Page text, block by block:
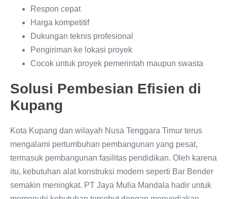
Respon cepat
Harga kompetitif
Dukungan teknis profesional
Pengiriman ke lokasi proyek
Cocok untuk proyek pemerintah maupun swasta
Solusi Pembesian Efisien di
Kupang
Kota Kupang dan wilayah Nusa Tenggara Timur terus
mengalami pertumbuhan pembangunan yang pesat,
termasuk pembangunan fasilitas pendidikan. Oleh karena
itu, kebutuhan alat konstruksi modern seperti Bar Bender
semakin meningkat. PT Jaya Mulia Mandala hadir untuk